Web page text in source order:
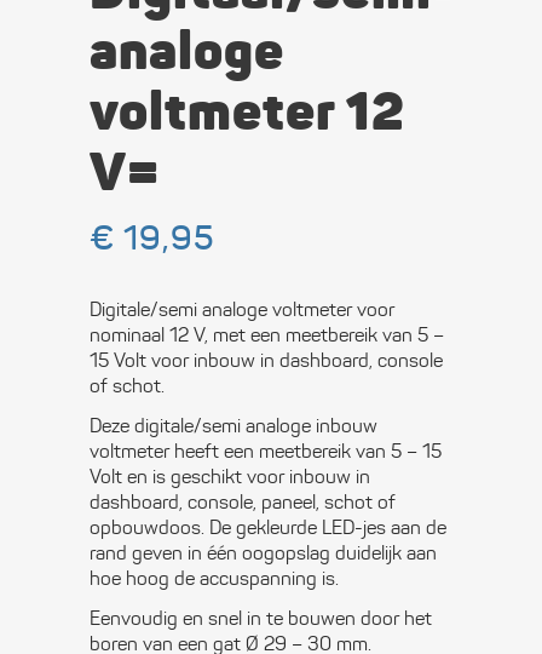
analoge
voltmeter 12
V=
€ 19,95
Digitale/semi analoge voltmeter voor
nominaal 12 V, met een meetbereik van 5 –
15 Volt voor inbouw in dashboard, console
of schot.
Deze digitale/semi analoge inbouw
voltmeter heeft een meetbereik van 5 – 15
Volt en is geschikt voor inbouw in
dashboard, console, paneel, schot of
opbouwdoos. De gekleurde LED-jes aan de
rand geven in één oogopslag duidelijk aan
hoe hoog de accuspanning is.
Eenvoudig en snel in te bouwen door het
boren van een gat Ø 29 – 30 mm.